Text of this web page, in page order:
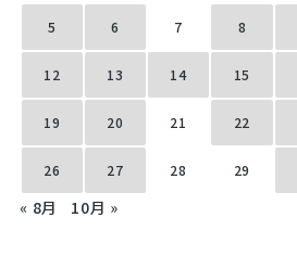
5 6 7 8
12 13 14 15
19 20 21 22
26 27 28 29
« 8月 10月 »